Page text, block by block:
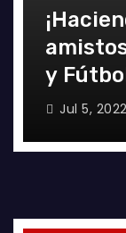
y
LaJul 5, 2022